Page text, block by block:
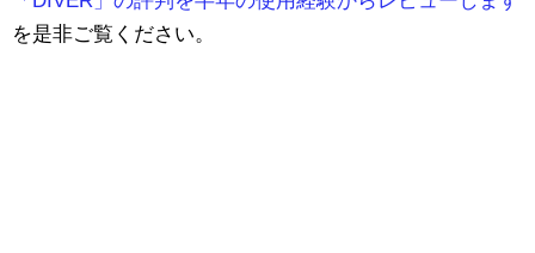
を是非ご覧ください。